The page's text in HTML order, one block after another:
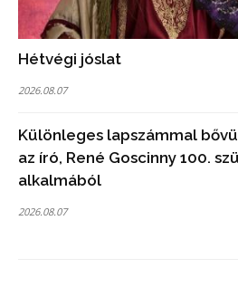
Hétvégi jóslat
2026.08.07
Különleges lapszámmal
az író, René Goscinny 100.
alkalmából
2026.08.07